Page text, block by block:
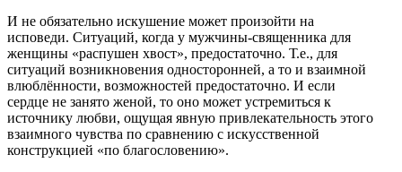
И не обязательно искушение может произойти на
исповеди. Ситуаций, когда у мужчины-священника для
женщины «распушен хвост», предостаточно. Т.е., для
ситуаций возникновения односторонней, а то и взаимной
влюблённости, возможностей предостаточно. И если
сердце не занято женой, то оно может устремиться к
источнику любви, ощущая явную привлекательность этого
взаимного чувства по сравнению с искусственной
конструкцией «по благословению».